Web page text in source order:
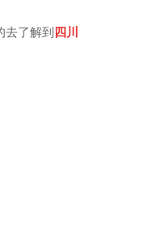
了解到 四川